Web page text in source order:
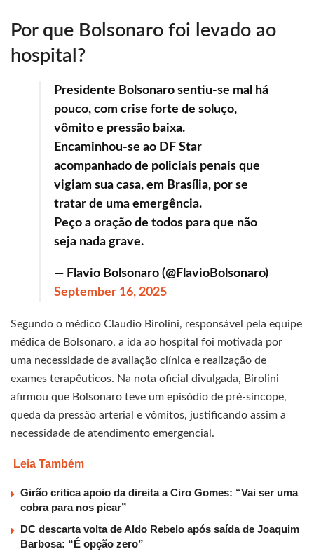
Por que Bolsonaro foi levado ao
hospital?
Presidente Bolsonaro sentiu-se mal há
pouco, com crise forte de soluço,
vômito e pressão baixa.
Encaminhou-se ao DF Star
acompanhado de policiais penais que
vigiam sua casa, em Brasília, por se
tratar de uma emergência.
Peço a oração de todos para que não
seja nada grave.
— Flavio Bolsonaro (@FlavioBolsonaro)
September 16, 2025
Segundo o médico Claudio Birolini, responsável pela equipe
médica de Bolsonaro, a ida ao hospital foi motivada por
uma necessidade de avaliação clínica e realização de
exames terapêuticos. Na nota oficial divulgada, Birolini
afirmou que Bolsonaro teve um episódio de pré-síncope,
queda da pressão arterial e vômitos, justificando assim a
necessidade de atendimento emergencial.
Leia Também
Girão critica apoio da direita a Ciro Gomes: “Vai ser uma
cobra para nos picar”
DC descarta volta de Aldo Rebelo após saída de Joaquim
Barbosa: “É opção zero”